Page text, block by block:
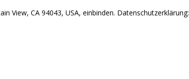
View, CA 94043, USA, einbinden. Datenschutzerklärung: